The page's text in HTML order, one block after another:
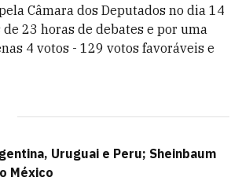
Câmara dos Deputados no dia 14
23 horas de debates e por uma
4 votos - 129 votos favoráveis e
Uruguai e Peru; Sheinbaum
México